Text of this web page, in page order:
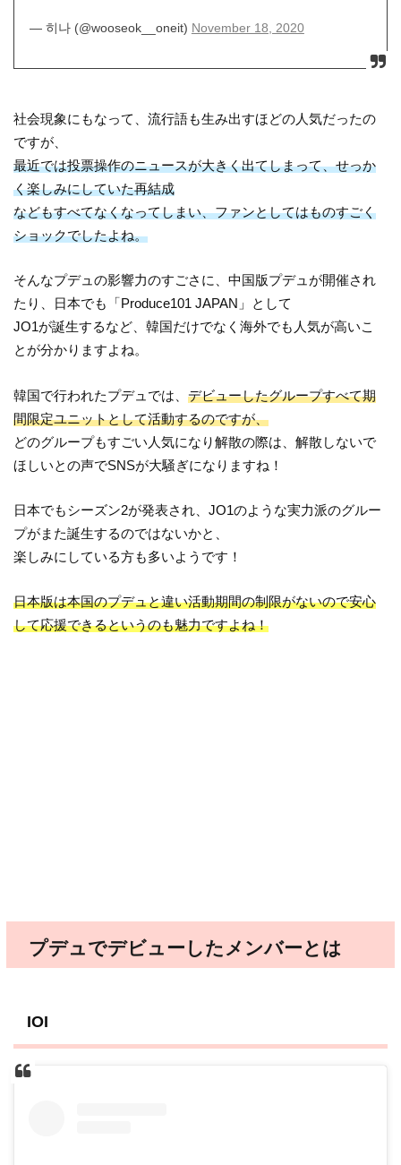
— 히나 (@wooseok__oneit) November 18, 2020
社会現象にもなって、流行語も生み出すほどの人気だったの
ですが、
最近では投票操作のニュースが大きく出てしまって、せっか
く楽しみにしていた再結成
などもすべてなくなってしまい、ファンとしてはものすごく
ショックでしたよね。
そんなプデュの影響力のすごさに、中国版プデュが開催され
たり、日本でも「Produce101 JAPAN」として
JO1が誕生するなど、韓国だけでなく海外でも人気が高いこ
とが分かりますよね。
韓国で行われたプデュでは、デビューしたグループすべて期
間限定ユニットとして活動するのですが、
どのグループもすごい人気になり解散の際は、解散しないで
ほしいとの声でSNSが大騒ぎになりますね！
日本でもシーズン2が発表され、JO1のような実力派のグルー
プがまた誕生するのではないかと、
楽しみにしている方も多いようです！
日本版は本国のプデュと違い活動期間の制限がないので安心
して応援できるというのも魅力ですよね！
プデュでデビューしたメンバーとは
IOI